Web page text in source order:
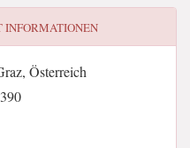
INFORMATIONEN
Österreich